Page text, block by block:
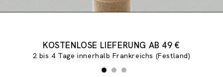
KOSTENLOSE LIEFERUNG AB 49 €
2 bis 4 Tage innerhalb Frankreichs (Festland)